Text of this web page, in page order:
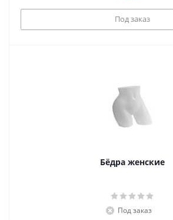
Под заказ
Бёдра женские
Под заказ